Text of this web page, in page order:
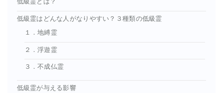
低級霊とは？
低級霊はどんな人がなりやすい？３種類の低級霊
１．地縛霊
２．浮遊霊
３．不成仏霊
低級霊が与える影響